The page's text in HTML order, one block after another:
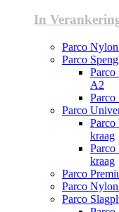
In
Parco
Parco
Parco
A2
Parco
Parco
Parco
kraag
Parco
kraag
Parco
Parco
Parco